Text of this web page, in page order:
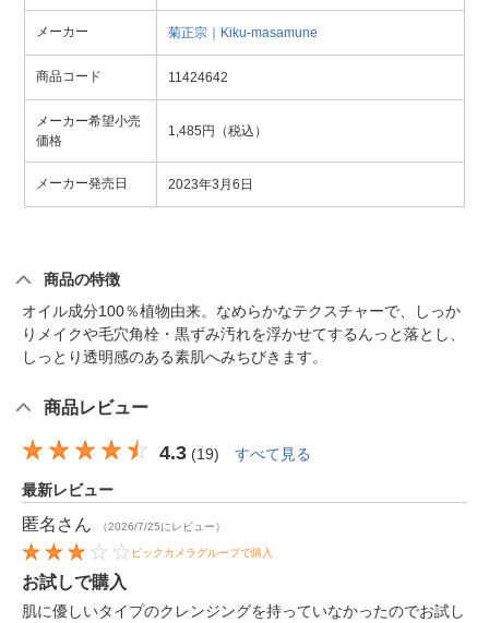
メーカー 菊正宗｜Kiku-masamune
商品コード 11424642
メーカー希望小売
価格
1,485円（税込）
メーカー発売日 2023年3月6日
商品の特徴
オイル成分100％植物由来。なめらかなテクスチャーで、しっか
りメイクや毛穴角栓・黒ずみ汚れを浮かせてするんっと落とし、
しっとり透明感のある素肌へみちびきます。
商品レビュー
4.3 (19) すべて見る
最新レビュー
匿名 さん （2026/7/25にレビュー）
ビックカメラグループで購入
お試しで購入
肌に優しいタイプのクレンジングを持っていなかったのでお試し